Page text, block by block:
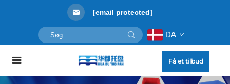
[email protected]
DA
Få et tilbud